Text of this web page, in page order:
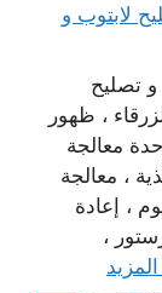
الضباعية 65511033 تصليح لابتوب و
تصليح
، ظهور
معالجة
، معالجة
، إعادة
،
المزيد